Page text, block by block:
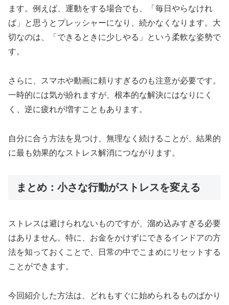
ます。例えば、運動をする場合でも、「毎日やらなけれ
ば」と思うとプレッシャーになり、続かなくなります。大
切なのは、「できるときに少しやる」という柔軟な姿勢で
す。
さらに、スマホや動画に頼りすぎるのも注意が必要です。
一時的には気が紛れますが、根本的な解決にはなりにく
く、逆に疲れが増すこともあります。
自分に合う方法を見つけ、無理なく続けることが、結果的
に最も効果的なストレス解消につながります。
まとめ：小さな行動がストレスを変える
ストレスは避けられないものですが、溜め込みすぎる必要
はありません。特に、お金をかけずにできるインドアの方
法を知っておくことで、日常の中でこまめにリセットする
ことができます。
今回紹介した方法は、どれもすぐに始められるものばかり